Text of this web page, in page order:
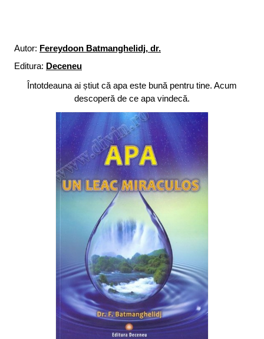
Autor: Fereydoon Batmanghelidj, dr.
Editura: Deceneu
Întotdeauna ai știut că apa este bună pentru tine. Acum
descoperă de ce apa vindecă.